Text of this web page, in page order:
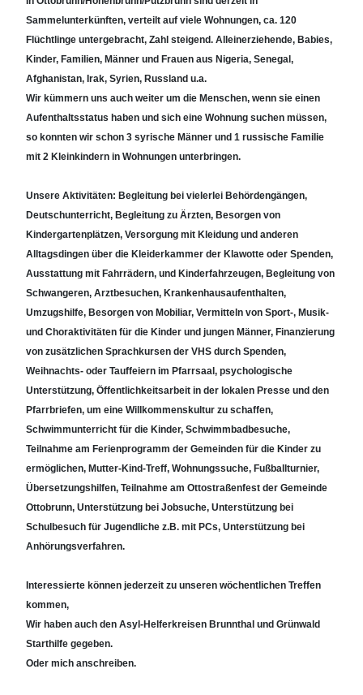
Sammelunterkünften, verteilt auf viele Wohnungen, ca. 120
Flüchtlinge untergebracht, Zahl steigend. Alleinerziehende, Babies,
Kinder, Familien, Männer und Frauen aus Nigeria, Senegal,
Afghanistan, Irak, Syrien, Russland u.a.
Wir kümmern uns auch weiter um die Menschen, wenn sie einen
Aufenthaltsstatus haben und sich eine Wohnung suchen müssen,
so konnten wir schon 3 syrische Männer und 1 russische Familie
mit 2 Kleinkindern in Wohnungen unterbringen.
Unsere Aktivitäten: Begleitung bei vielerlei Behördengängen,
Deutschunterricht, Begleitung zu Ärzten, Besorgen von
Kindergartenplätzen, Versorgung mit Kleidung und anderen
Alltagsdingen über die Kleiderkammer der Klawotte oder Spenden,
Ausstattung mit Fahrrädern, und Kinderfahrzeugen, Begleitung von
Schwangeren, Arztbesuchen, Krankenhausaufenthalten,
Umzugshilfe, Besorgen von Mobiliar, Vermitteln von Sport-, Musik-
und Choraktivitäten für die Kinder und jungen Männer, Finanzierung
von zusätzlichen Sprachkursen der VHS durch Spenden,
Weihnachts- oder Tauffeiern im Pfarrsaal, psychologische
Unterstützung, Öffentlichkeitsarbeit in der lokalen Presse und den
Pfarrbriefen, um eine Willkommenskultur zu schaffen,
Schwimmunterricht für die Kinder, Schwimmbadbesuche,
Teilnahme am Ferienprogramm der Gemeinden für die Kinder zu
ermöglichen, Mutter-Kind-Treff, Wohnungssuche, Fußballturnier,
Übersetzungshilfen, Teilnahme am Ottostraßenfest der Gemeinde
Ottobrunn, Unterstützung bei Jobsuche, Unterstützung bei
Schulbesuch für Jugendliche z.B. mit PCs, Unterstützung bei
Anhörungsverfahren.
Interessierte können jederzeit zu unseren wöchentlichen Treffen
kommen,
Wir haben auch den Asyl-Helferkreisen Brunnthal und Grünwald
Starthilfe gegeben.
Oder mich anschreiben.